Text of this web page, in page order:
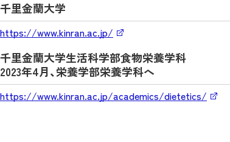
千里金蘭大学
https://www.kinran.ac.jp/
千里金蘭大学生活科学部食物栄養学科
2023年4月、栄養学部栄養学科へ
https://www.kinran.ac.jp/academics/dietetics/